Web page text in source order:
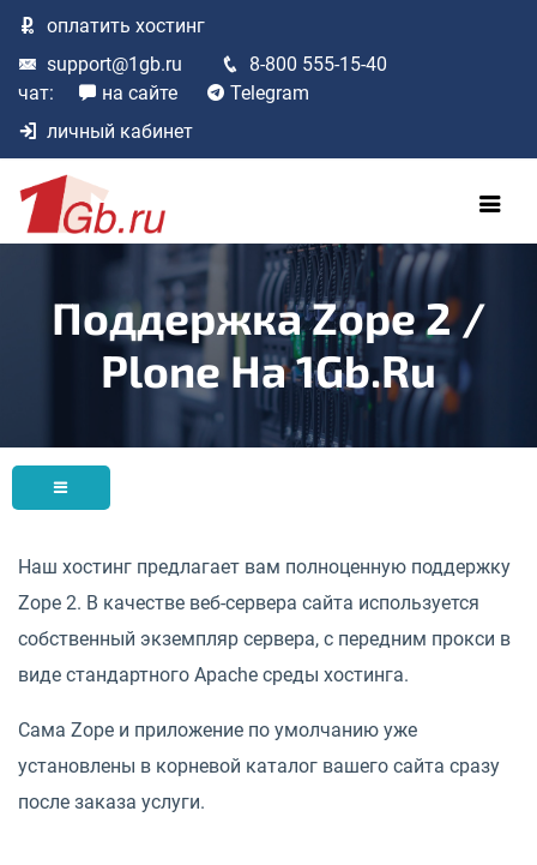
оплатить хостинг
support@1gb.ru
8-800 555-15-40
чат:
на сайте
Telegram
личный кабинет
Поддержка Zope 2 /
Plone На 1Gb.ru
Наш хостинг предлагает вам полноценную поддержку
Zope 2. В качестве веб-сервера сайта используется
собственный экземпляр сервера, с передним прокси в
виде стандартного Apache среды хостинга.
Сама Zope и приложение по умолчанию уже
установлены в корневой каталог вашего сайта сразу
после заказа услуги.